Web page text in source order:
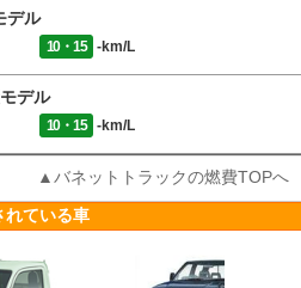
デル
10・15 -km/L
デル
10・15 -km/L
▲バネットトラックの燃費TOPへ
れている車